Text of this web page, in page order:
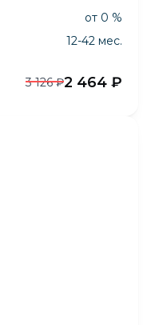
от 0 %
12-42 мес.
3 126 ₽2 464 ₽